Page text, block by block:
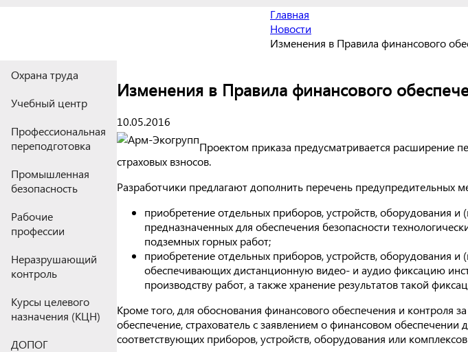
Главная
Новости
Изменения в Правила финансового
Охрана труда
Учебный центр
Профессиональная
переподготовка
Промышленная
безопасность
Рабочие
профессии
Неразрушающий
контроль
Курсы целевого
назначения (КЦН)
ДОПОГ
Изменения в Правила финансового
10.05.2016
Проектом приказа предусматривается расширение
страховых взносов.
Разработчики предлагают дополнить перечень
приобретение отдельных приборов, устройств, оборудования
предназначенных для обеспечения безопасности
подземных горных работ;
приобретение отдельных приборов, устройств, оборудования
обеспечивающих дистанционную видео- и аудио фиксацию
производству работ, а также хранение результатов такой
Кроме того, для обоснования финансового обеспечения и контроля
обеспечение, страхователь с заявлением о финансовом
соответствующих приборов, устройств, оборудования или